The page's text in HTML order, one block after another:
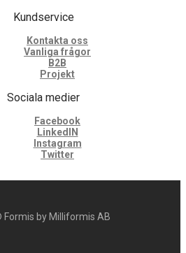
Kundservice
Kontakta oss
Vanliga frågor
B2B
Projekt
Sociala medier
Facebook
LinkedIN
Instagram
Twitter
by Milliformis AB